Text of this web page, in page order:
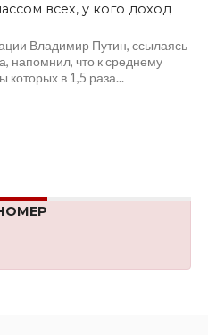
всех, у кого доход
Владимир Путин, ссылаясь
напомнил, что к среднему
которых в 1,5 раза...